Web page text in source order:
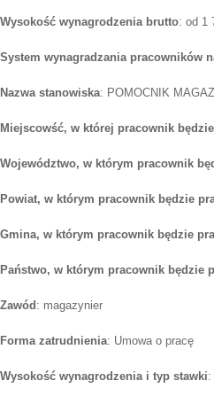
Wysokość wynagrodzenia brutto: od 1
System wynagradzania pracowników
Nazwa stanowiska: POMOCNIK
Miejscowść, w której pracownik będzie
Województwo, w którym pracownik
Powiat, w którym pracownik będzie
Gmina, w którym pracownik będzie
Państwo, w którym pracownik będzie
Zawód : magazynier
Forma zatrudnienia: Umowa o pracę
Wysokość wynagrodzenia i typ stawki: